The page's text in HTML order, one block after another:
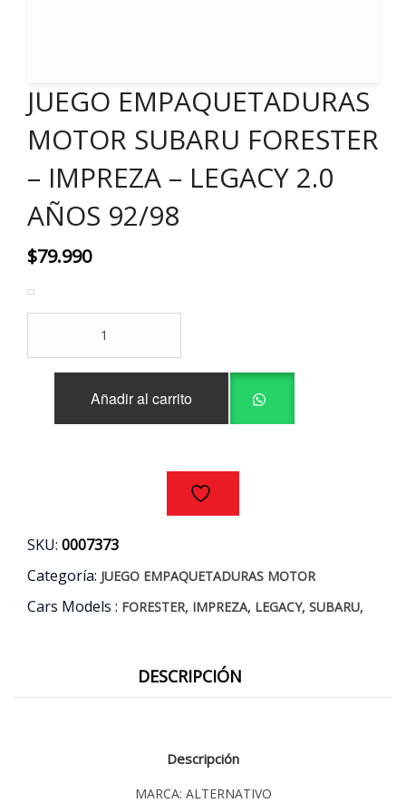
JUEGO EMPAQUETADURAS
MOTOR SUBARU FORESTER
– IMPREZA – LEGACY 2.0
AÑOS 92/98
$79.990
EMPAQUETADURAS
MOTOR
SUBARU
cantidad
Añadir al carrito
SKU: 0007373
Categoría: JUEGO EMPAQUETADURAS MOTOR
Cars Models : FORESTER, IMPREZA, LEGACY, SUBARU,
DESCRIPCIÓN
Descripción
MARCA: ALTERNATIVO